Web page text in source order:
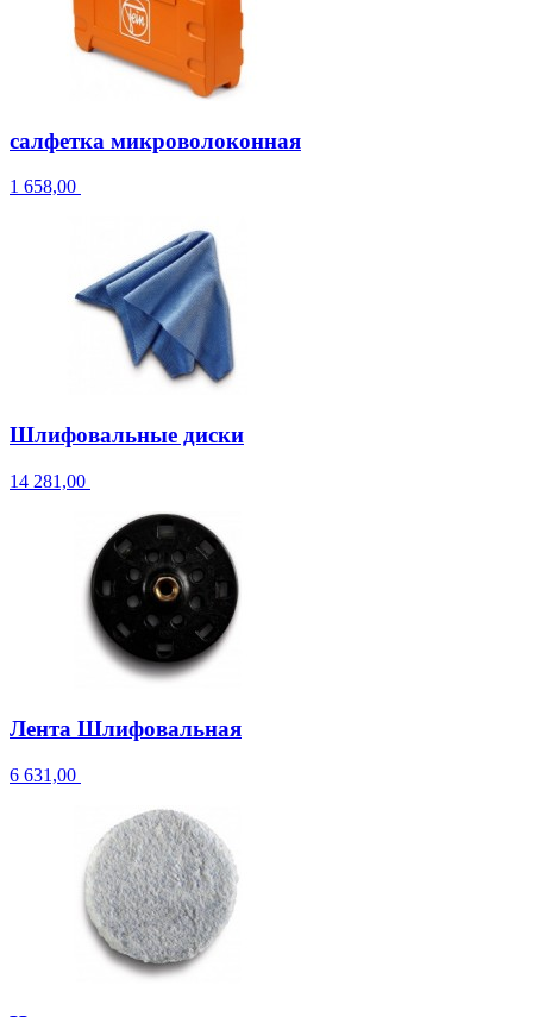
салфетка микроволоконная
1 658,00
Шлифовальные диски
14 281,00
Лента Шлифовальная
6 631,00